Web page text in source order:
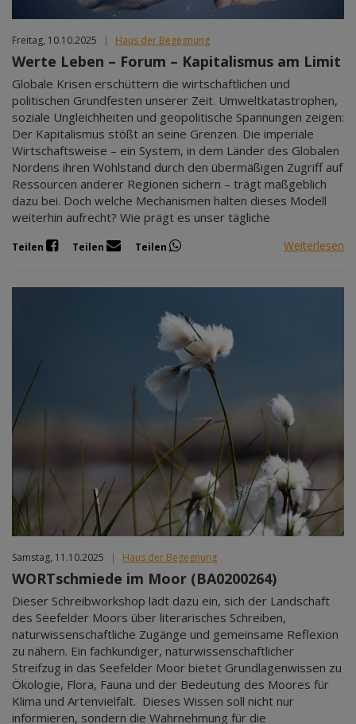
Freitag, 10.10.2025 | Haus der Begegnung
Werte Leben – Forum – Kapitalismus am Limit
Globale Krisen erschüttern die wirtschaftlichen und
politischen Grundfesten unserer Zeit. Umweltkatastrophen,
soziale Ungleichheiten und geopolitische Spannungen zeigen:
Der Kapitalismus stößt an seine Grenzen. Die imperiale
Wirtschaftsweise – ein System, in dem Länder des Globalen
Nordens ihren Wohlstand durch den übermäßigen Zugriff auf
Ressourcen anderer Regionen sichern – trägt maßgeblich
dazu bei. Doch welche Mechanismen halten dieses Modell
weiterhin aufrecht? Wie prägt es unser tägliche
Teilen Teilen Teilen Weiterlesen
Samstag, 11.10.2025 | Haus der Begegnung
WORTschmiede im Moor (BA0200264)
Dieser Schreibworkshop lädt dazu ein, sich der Landschaft
des Seefelder Moors über literarisches Schreiben,
naturwissenschaftliche Zugänge und gemeinsame Reflexion
zu nähern. Ein fachkundiger, naturwissenschaftlicher
Streifzug in das Seefelder Moor bietet Grundlagenwissen zu
Ökologie, Flora, Fauna und der Bedeutung des Moores für
Klima und Artenvielfalt. Dieses Wissen soll nicht nur
informieren, sondern die Wahrnehmung für die